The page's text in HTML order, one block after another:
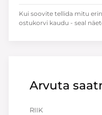
Arvuta
RIIK
Kui soovite tellida mitu
ostukorvi kaudu - seal